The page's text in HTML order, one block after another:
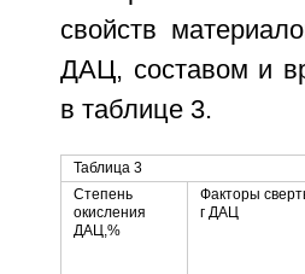
свойств
ДАЦ, составом и
в таблице 3.
Таблица 3
Степень
окисления
ДАЦ,%
Факторы
г ДАЦ